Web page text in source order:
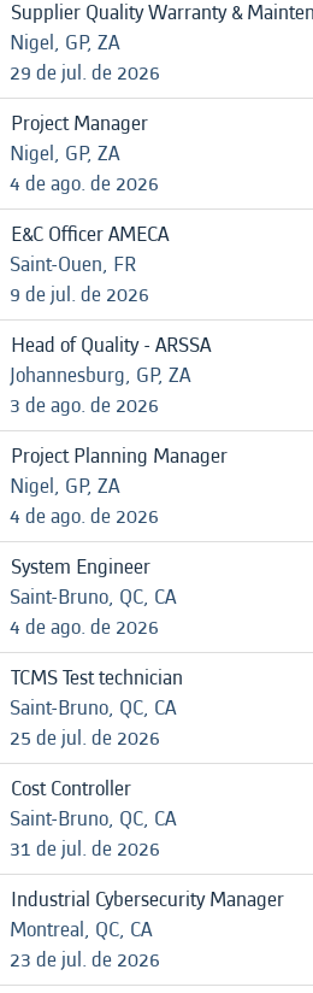
Supplier Quality Warranty &
Nigel, GP, ZA
29 de jul. de 2026
Project Manager
Nigel, GP, ZA
4 de ago. de 2026
E&C Officer AMECA
Saint-Ouen, FR
9 de jul. de 2026
Head of Quality - ARSSA
Johannesburg, GP, ZA
3 de ago. de 2026
Project Planning Manager
Nigel, GP, ZA
4 de ago. de 2026
System Engineer
Saint-Bruno, QC, CA
4 de ago. de 2026
TCMS Test technician
Saint-Bruno, QC, CA
25 de jul. de 2026
Cost Controller
Saint-Bruno, QC, CA
31 de jul. de 2026
Industrial Cybersecurity Manager
Montreal, QC, CA
23 de jul. de 2026